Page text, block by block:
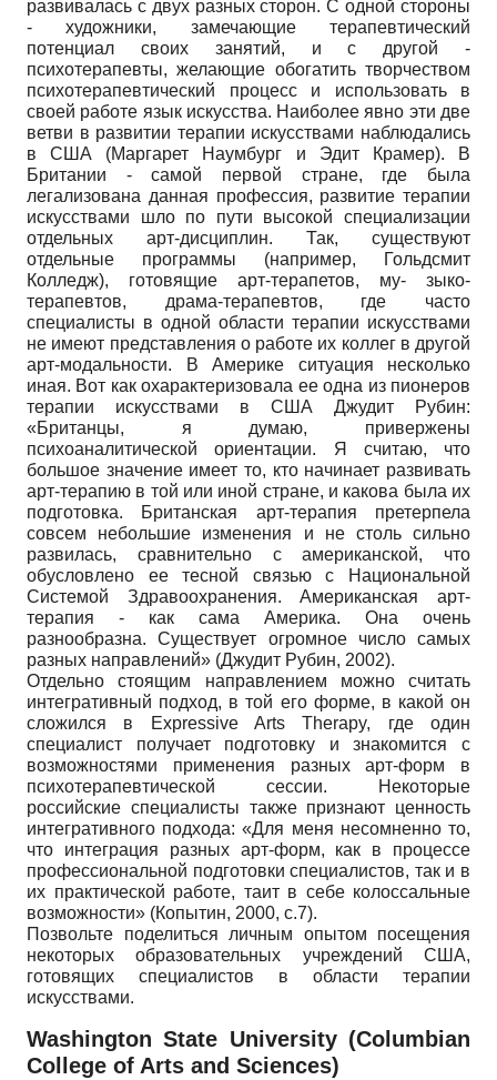
развивалась с двух разных сторон. С одной стороны
- художники, замечающие терапевтический
потенциал своих занятий, и с другой -
психотерапевты, желающие обогатить творчеством
психотерапевтический процесс и использовать в
своей работе язык искусства. Наиболее явно эти две
ветви в развитии терапии искусствами наблюдались
в США (Маргарет Наумбург и Эдит Крамер). В
Британии - самой первой стране, где была
легализована данная профессия, развитие терапии
искусствами шло по пути высокой специализации
отдельных арт-дисциплин. Так, существуют
отдельные программы (например, Гольдсмит
Колледж), готовящие арт-терапетов, му- зыко-
терапевтов, драма-терапевтов, где часто
специалисты в одной области терапии искусствами
не имеют представления о работе их коллег в другой
арт-модальности. В Америке ситуация несколько
иная. Вот как охарактеризовала ее одна из пионеров
терапии искусствами в США Джудит Рубин:
«Британцы, я думаю, привержены
психоаналитической ориентации. Я считаю, что
большое значение имеет то, кто начинает развивать
арт-терапию в той или иной стране, и какова была их
подготовка. Британская арт-терапия претерпела
совсем небольшие изменения и не столь сильно
развилась, сравнительно с американской, что
обусловлено ее тесной связью с Национальной
Системой Здравоохранения. Американская арт-
терапия - как сама Америка. Она очень
разнообразна. Существует огромное число самых
разных направлений» (Джудит Рубин, 2002).
Отдельно стоящим направлением можно считать
интегративный подход, в той его форме, в какой он
сложился в Expressive Arts Therapy, где один
специалист получает подготовку и знакомится с
возможностями применения разных арт-форм в
психотерапевтической сессии. Некоторые
российские специалисты также признают ценность
интегративного подхода: «Для меня несомненно то,
что интеграция разных арт-форм, как в процессе
профессиональной подготовки специалистов, так и в
их практической работе, таит в себе колоссальные
возможности» (Копытин, 2000, с.7).
Позвольте поделиться личным опытом посещения
некоторых образовательных учреждений США,
готовящих специалистов в области терапии
искусствами.
Washington State University (Columbian
College of Arts and Sciences)